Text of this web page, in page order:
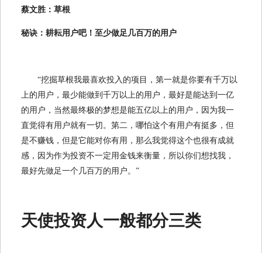
蔡文胜：草根
秘诀：耕耘用户吧！至少做足几百万的用户
“挖掘草根我最喜欢投入的项目，第一就是你要有千万以
上的用户，最少能做到千万以上的用户，最好是能达到一亿
的用户，当然最终极的梦想是能五亿以上的用户，因为我一
直觉得有用户就有一切。第二，哪怕这个有用户有挺多，但
是不赚钱，但是它能对你有用，那么我觉得这个也很有成就
感，因为作为投资不一定用金钱来衡量，所以你们想找我，
最好先做足一个几百万的用户。”
天使投资人一般都分三类